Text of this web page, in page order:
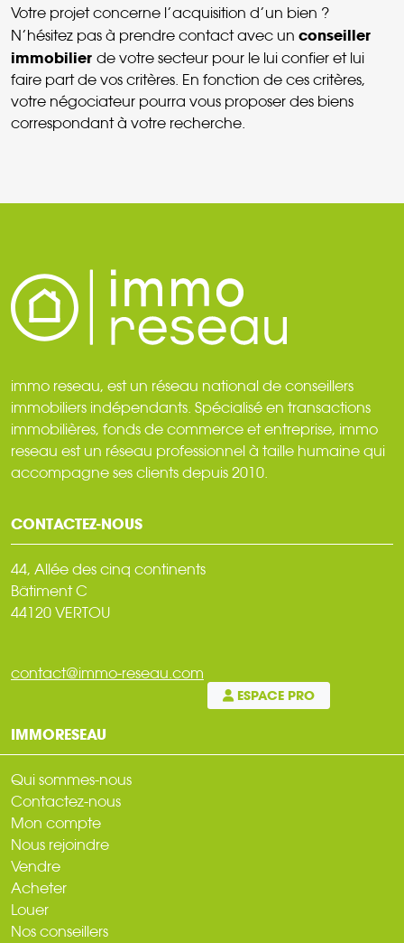
Votre projet concerne l’acquisition d’un bien ?
N’hésitez pas à prendre contact avec un conseiller
immobilier de votre secteur pour le lui confier et lui
faire part de vos critères. En fonction de ces critères,
votre négociateur pourra vous proposer des biens
correspondant à votre recherche.
immo reseau, est un réseau national de conseillers
immobiliers indépendants. Spécialisé en transactions
immobilières, fonds de commerce et entreprise, immo
reseau est un réseau professionnel à taille humaine qui
accompagne ses clients depuis 2010.
CONTACTEZ-NOUS
44, Allée des cinq continents
Bâtiment C
44120 VERTOU
contact@immo-reseau.com
ESPACE PRO
IMMORESEAU
Qui sommes-nous
Contactez-nous
Mon compte
Nous rejoindre
Vendre
Acheter
Louer
Nos conseillers